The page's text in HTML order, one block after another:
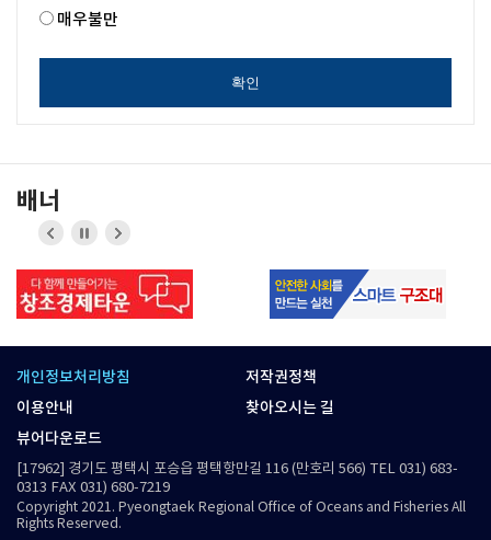
매우불만
확인
배너
이전
정지
다음
개인정보처리방침
저작권정책
이용안내
찾아오시는 길
뷰어다운로드
[17962] 경기도 평택시 포승읍 평택항만길 116 (만호리 566) TEL 031) 683-
0313 FAX 031) 680-7219
Copyright 2021. Pyeongtaek Regional Office of Oceans and Fisheries All
Rights Reserved.